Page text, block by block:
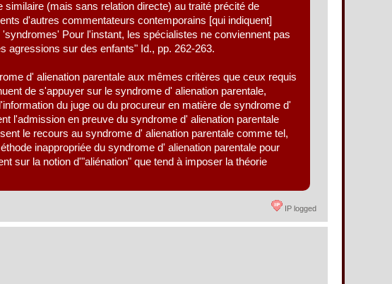
(mais sans relation directe) au traité précité de
d'autres commentateurs contemporains [qui indiquent]
Pour l'instant, les spécialistes ne conviennent pas
sur des enfants" Id., pp. 262-263.
d' alienation parentale aux mêmes critères que ceux requis
de s'appuyer sur le syndrome d' alienation parentale,
du juge ou du procureur en matière de syndrome d'
l'admission en preuve du syndrome d' alienation parentale
le recours au syndrome d' alienation parentale comme tel,
inappropriée du syndrome d' alienation parentale pour
sur la notion d'"aliénation" que tend à imposer la théorie
IP logged